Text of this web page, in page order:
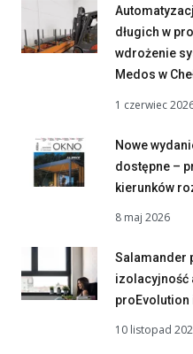
długich w
wdrożenie
Medos w
1 czerwiec
Nowe
dostępne –
kierunków
8 maj 2026
Salamander
izolacyjność
proEvolution
10 listopad